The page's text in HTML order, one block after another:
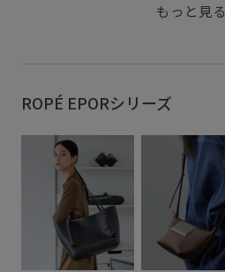
もっと見る
ROPÉ EPORシリーズ